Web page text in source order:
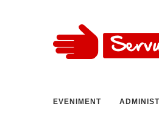
EVENIMENT